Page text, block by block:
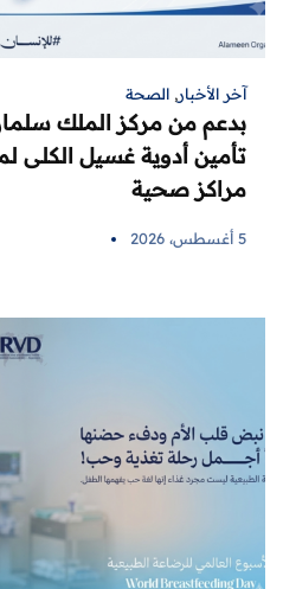
آخر الأخبار, الصحة
بدعم من مركز الملك
مراكز صحية
5 أغسطس، 2026